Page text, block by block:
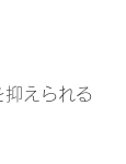
抑えられる